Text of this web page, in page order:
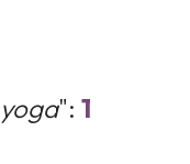
yoga": 1